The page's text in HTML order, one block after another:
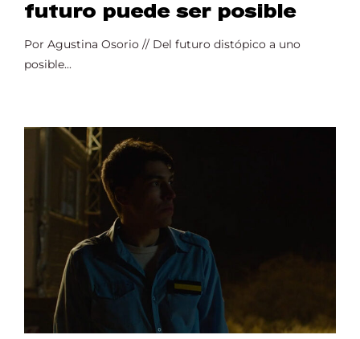
futuro puede ser posible
Por Agustina Osorio // Del futuro distópico a uno
posible...